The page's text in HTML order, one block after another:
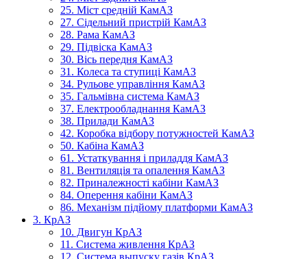
25. Міст средній КамАЗ
27. Сідельний пристрій КамАЗ
28. Рама КамАЗ
29. Підвіска КамАЗ
30. Вісь передня КамАЗ
31. Колеса та ступиці КамАЗ
34. Рульове управління КамАЗ
35. Гальмівна система КамАЗ
37. Електрообладнання КамАЗ
38. Прилади КамАЗ
42. Коробка відбору потужностей КамАЗ
50. Кабіна КамАЗ
61. Устаткування і приладдя КамАЗ
81. Вентиляція та опалення КамАЗ
82. Приналежності кабіни КамАЗ
84. Оперення кабіни КамАЗ
86. Механізм підйому платформи КамАЗ
3. КрАЗ
10. Двигун КрАЗ
11. Система живлення КрАЗ
12. Система выпуску газів КрАЗ